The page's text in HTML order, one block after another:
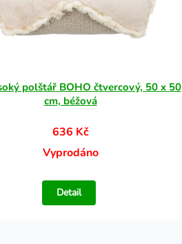
polštář BOHO čtvercový, 50 x 50
cm, béžová
636 Kč
Vyprodáno
Detail